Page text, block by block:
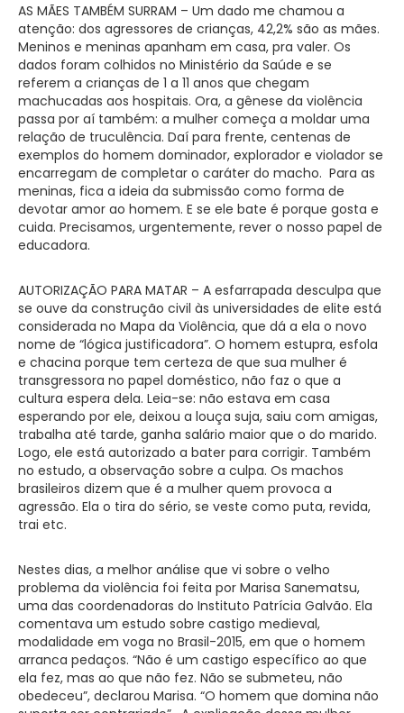
AS MÃES TAMBÉM SURRAM – Um dado me chamou a
atenção: dos agressores de crianças, 42,2% são as mães.
Meninos e meninas apanham em casa, pra valer. Os
dados foram colhidos no Ministério da Saúde e se
referem a crianças de 1 a 11 anos que chegam
machucadas aos hospitais. Ora, a gênese da violência
passa por aí também: a mulher começa a moldar uma
relação de truculência. Daí para frente, centenas de
exemplos do homem dominador, explorador e violador se
encarregam de completar o caráter do macho. Para as
meninas, fica a ideia da submissão como forma de
devotar amor ao homem. E se ele bate é porque gosta e
cuida. Precisamos, urgentemente, rever o nosso papel de
educadora.
AUTORIZAÇÃO PARA MATAR – A esfarrapada desculpa que
se ouve da construção civil às universidades de elite está
considerada no Mapa da Violência, que dá a ela o novo
nome de “lógica justificadora”. O homem estupra, esfola
e chacina porque tem certeza de que sua mulher é
transgressora no papel doméstico, não faz o que a
cultura espera dela. Leia-se: não estava em casa
esperando por ele, deixou a louça suja, saiu com amigas,
trabalha até tarde, ganha salário maior que o do marido.
Logo, ele está autorizado a bater para corrigir. Também
no estudo, a observação sobre a culpa. Os machos
brasileiros dizem que é a mulher quem provoca a
agressão. Ela o tira do sério, se veste como puta, revida,
trai etc.
Nestes dias, a melhor análise que vi sobre o velho
problema da violência foi feita por Marisa Sanematsu,
uma das coordenadoras do Instituto Patrícia Galvão. Ela
comentava um estudo sobre castigo medieval,
modalidade em voga no Brasil-2015, em que o homem
arranca pedaços. “Não é um castigo específico ao que
ela fez, mas ao que não fez. Não se submeteu, não
obedeceu”, declarou Marisa. “O homem que domina não